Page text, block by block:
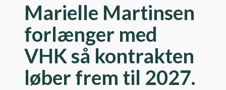
Marielle Martinsen
forlænger med
VHK så kontrakten
løber frem til 2027.